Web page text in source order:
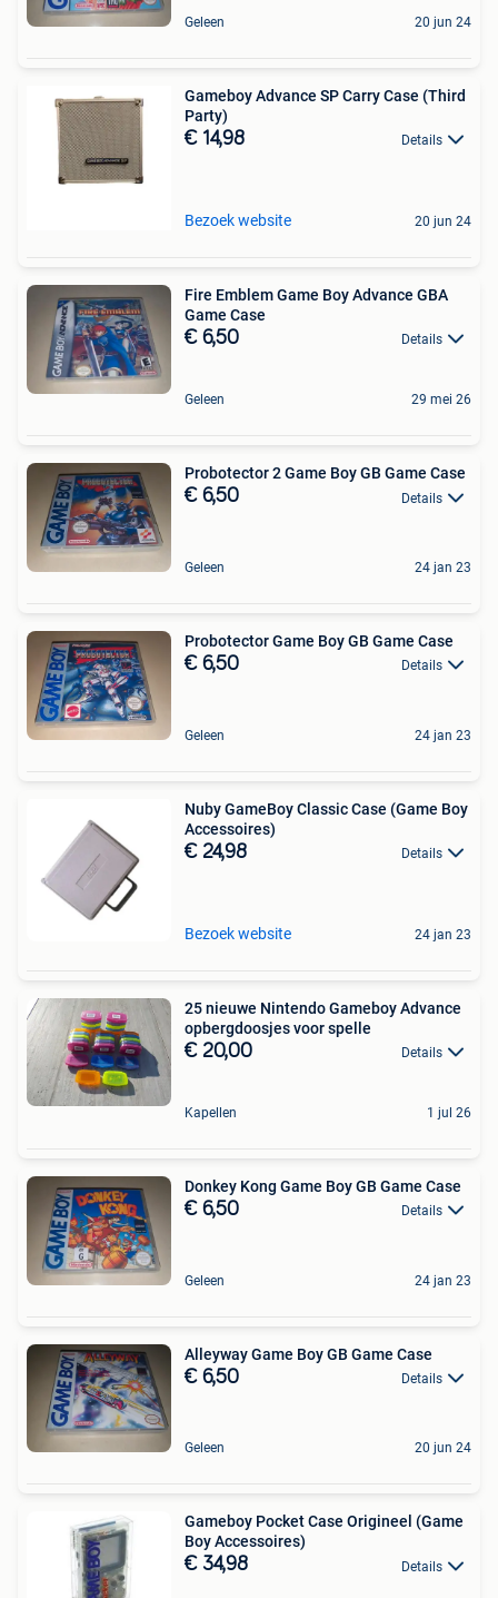
Geleen 20 jun 24
Gameboy Advance SP Carry Case (Third
Party)
€ 14,98 Details
Bezoek website 20 jun 24
Fire Emblem Game Boy Advance GBA
Game Case
€ 6,50 Details
Geleen 29 mei 26
Probotector 2 Game Boy GB Game Case
€ 6,50 Details
Geleen 24 jan 23
Probotector Game Boy GB Game Case
€ 6,50 Details
Geleen 24 jan 23
Nuby GameBoy Classic Case (Game Boy
Accessoires)
€ 24,98 Details
Bezoek website 24 jan 23
25 nieuwe Nintendo Gameboy Advance
opbergdoosjes voor spelle
€ 20,00 Details
Kapellen 1 jul 26
Donkey Kong Game Boy GB Game Case
€ 6,50 Details
Geleen 24 jan 23
Alleyway Game Boy GB Game Case
€ 6,50 Details
Geleen 20 jun 24
Gameboy Pocket Case Origineel (Game
Boy Accessoires)
€ 34,98 Details